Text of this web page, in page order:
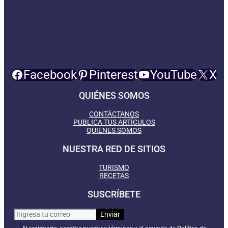
Facebook Pinterest YouTube X
QUIÉNES SOMOS
CONTÁCTANOS
PUBLICA TUS ARTÍCULOS
QUIENES SOMOS
NUESTRA RED DE SITIOS
TURISMO
RECETAS
SUSCRÍBETE